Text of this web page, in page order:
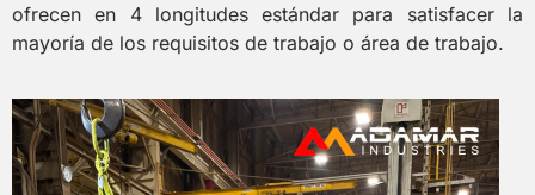
ofrecen en 4 longitudes estándar para satisfacer la
mayoría de los requisitos de trabajo o área de trabajo.